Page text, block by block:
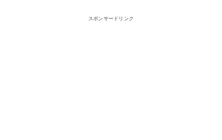
スポンサードリンク